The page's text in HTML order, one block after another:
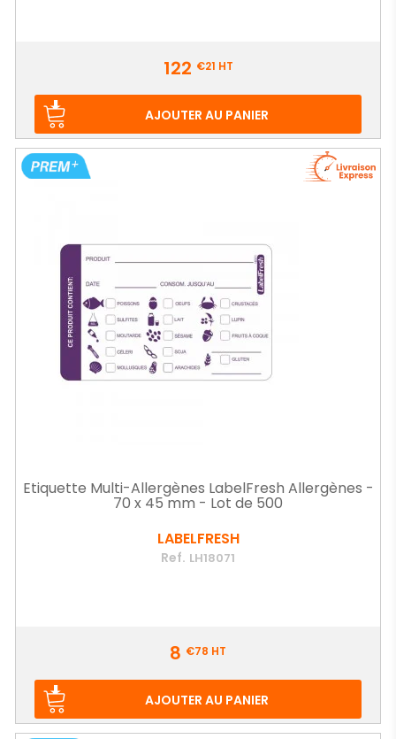
122 €21 HT
AJOUTER AU PANIER
Etiquette Multi-Allergènes LabelFresh Allergènes -
70 x 45 mm - Lot de 500
LABELFRESH
Ref. LH18071
8 €78 HT
AJOUTER AU PANIER